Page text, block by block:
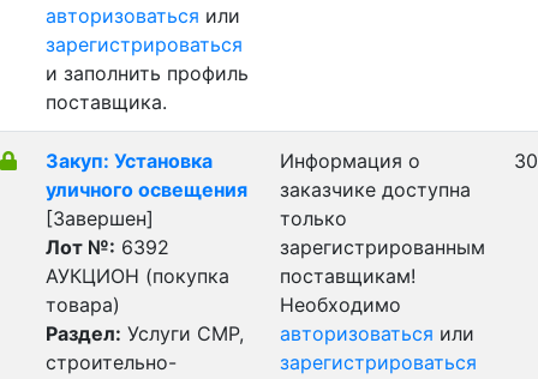
авторизоваться или
зарегистрироваться
и заполнить профиль
поставщика.
Закуп: Установка
уличного освещения
[Завершен]
Лот №: 6392
АУКЦИОН (покупка
товара)
Раздел: Услуги СМР,
строительно-
Информация о
заказчике доступна
только
зарегистрированным
поставщикам!
Необходимо
авторизоваться или
зарегистрироваться